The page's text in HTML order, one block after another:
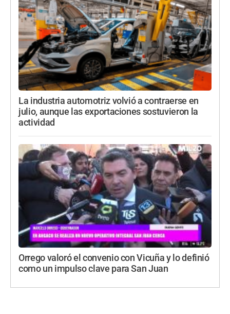
La industria automotriz volvió a contraerse en
julio, aunque las exportaciones sostuvieron la
actividad
Orrego valoró el convenio con Vicuña y lo definió
como un impulso clave para San Juan